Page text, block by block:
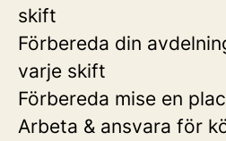
skift
Förbereda din
varje skift
Förbereda mise en
Arbeta & ansvara för